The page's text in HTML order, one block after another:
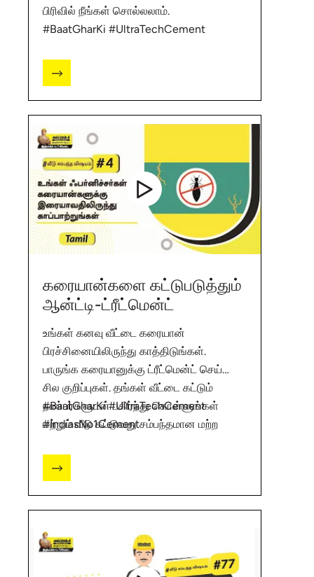
பிரிவில் நீங்கள் சொல்லலாம்.
#BaatGharKi #UltraTechCement
கரையான்களை கட்டுபடுத்தும்
ஆன்ட்டி-ட்ரீட்மென்ட்
உங்கள் கனவு வீட்டை கரையான்
பிரச்சினையிலிருந்து காத்திடுங்கள்.
பாருங்க கரையானுக்கு ட்ரீட்மென்ட் செய்ய
சில குறிப்புகள். தங்கள் வீட்டை கட்டும்
நண்பர்களுடன் பகிர்ந்து கொள்ளுங்கள்
மற்றும் வீடு கட்டுவது சம்பந்தமான மற்ற
#BaatGharKi #UltraTechCement
#IndiasNo1Cement